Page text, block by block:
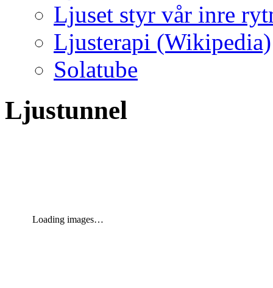
Ljuset styr vår inre
Ljusterapi (Wikipedia)
Solatube
Ljustunnel
Loading images…